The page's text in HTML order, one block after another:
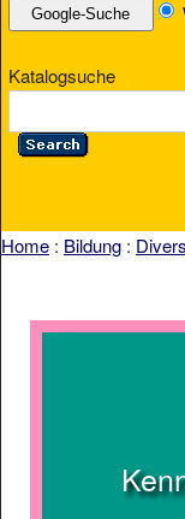
Katalogsuche
Home : Bildung :